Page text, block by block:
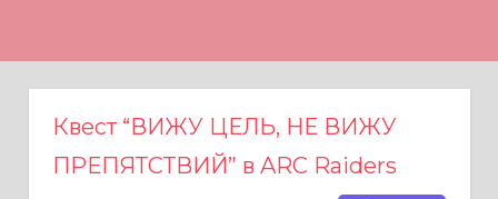
Квест “ВИЖУ ЦЕЛЬ, НЕ ВИЖУ
ПРЕПЯТСТВИЙ” в ARC Raiders